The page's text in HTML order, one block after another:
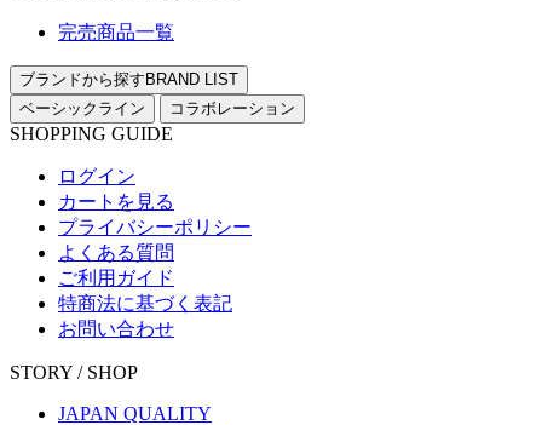
完売商品一覧
ブランドから探す BRAND LIST
ベーシックライン
コラボレーション
SHOPPING GUIDE
ログイン
カートを見る
プライバシーポリシー
よくある質問
ご利用ガイド
特商法に基づく表記
お問い合わせ
STORY / SHOP
JAPAN QUALITY